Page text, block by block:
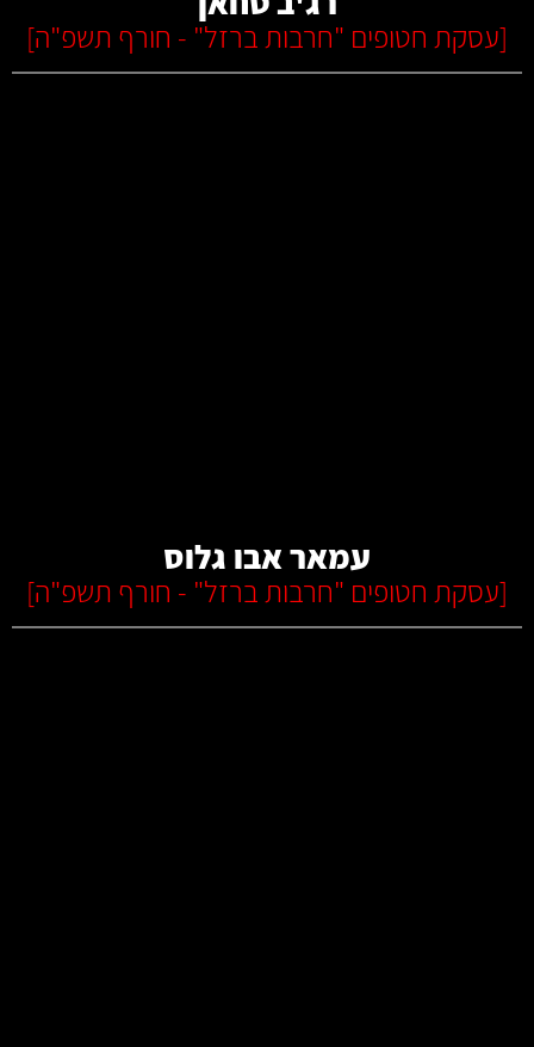
[עסקת חטופים "חרבות ברזל" - חורף תשפ"ה]
עמאר אבו גלוס
[עסקת חטופים "חרבות ברזל" - חורף תשפ"ה]